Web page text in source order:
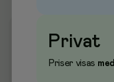
Privat
Priser visas med